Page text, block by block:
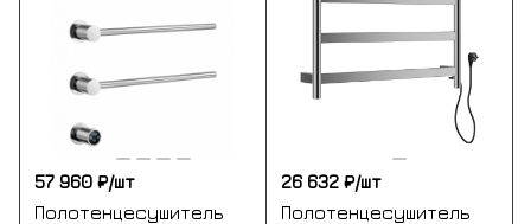
57 960 ₽/шт
Полотенцесушитель
26 632 ₽/шт
Полотенцесушитель